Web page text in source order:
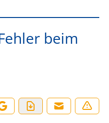
beim